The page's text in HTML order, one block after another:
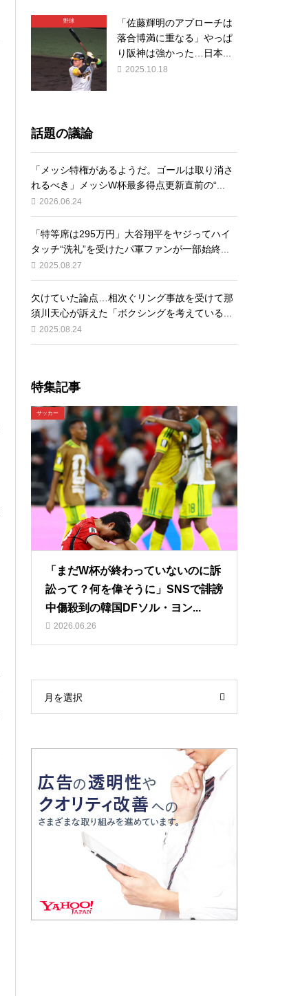
野球
「佐藤輝明のアプローチは
落合博満に重なる」やっぱ
り阪神は強かった…日本...
2025.10.18
話題の議論
「メッシ特権があるようだ。ゴールは取り消さ
れるべき」メッシW杯最多得点更新直前の“...
2026.06.24
「特等席は295万円」大谷翔平をヤジってハイ
タッチ“洗礼”を受けたパ軍ファンが一部始終...
2025.08.27
欠けていた論点…相次ぐリング事故を受けて那
須川天心が訴えた「ボクシングを考えている...
2025.08.24
特集記事
サッカー
「まだW杯が終わっていないのに訴
訟って？何を偉そうに」SNSで誹謗
中傷殺到の韓国DFソル・ヨン...
2026.06.26
月を選択